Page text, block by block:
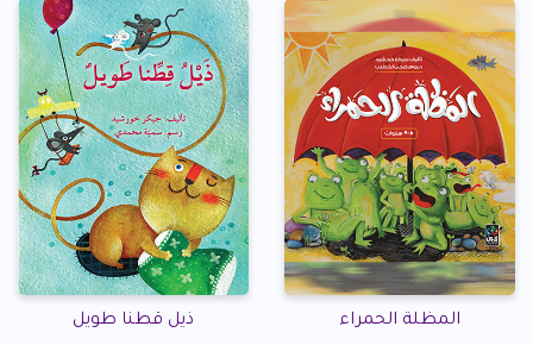
المظلة الحمراء ذيل قطنا طويل